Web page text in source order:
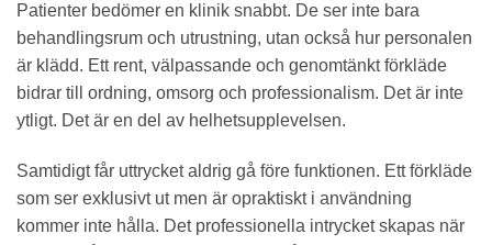
Patienter bedömer en klinik snabbt. De ser inte bara
behandlingsrum och utrustning, utan också hur personalen
är klädd. Ett rent, välpassande och genomtänkt förkläde
bidrar till ordning, omsorg och professionalism. Det är inte
ytligt. Det är en del av helhetsupplevelsen.
Samtidigt får uttrycket aldrig gå före funktionen. Ett förkläde
som ser exklusivt ut men är opraktiskt i användning
kommer inte hålla. Det professionella intrycket skapas när